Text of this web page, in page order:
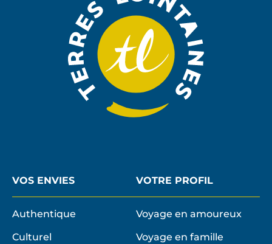
VOS ENVIES
Authentique
Culturel
VOTRE PROFIL
Voyage en amoureux
Voyage en famille